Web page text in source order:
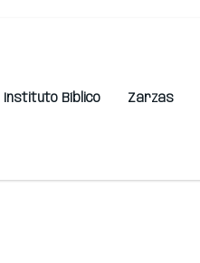
Instituto Bíblico Zarzas